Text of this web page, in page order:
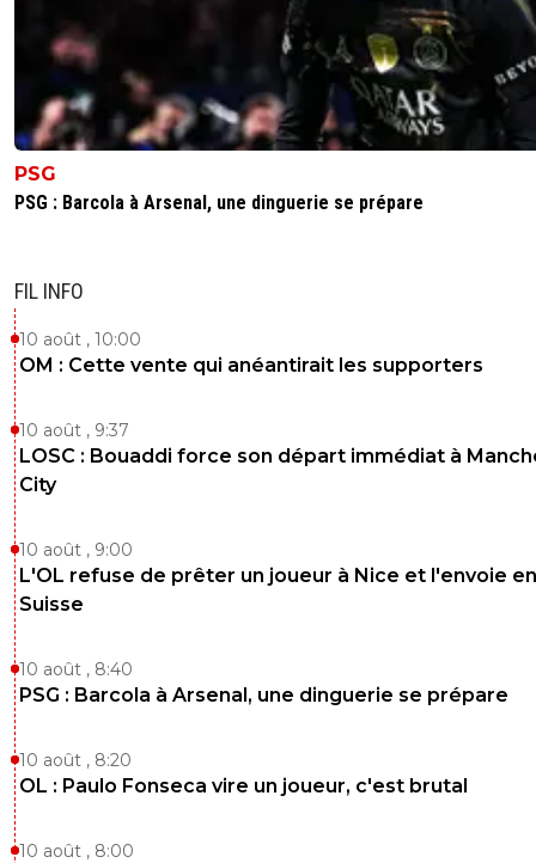
PSG
PSG : Barcola à Arsenal, une dinguerie se prépare
FIL INFO
10 août , 10:00
OM : Cette vente qui anéantirait les supporters
10 août , 9:37
LOSC : Bouaddi force son départ immédiat à
City
10 août , 9:00
L'OL refuse de prêter un joueur à Nice et l'envoie en
Suisse
10 août , 8:40
PSG : Barcola à Arsenal, une dinguerie se prépare
10 août , 8:20
OL : Paulo Fonseca vire un joueur, c'est brutal
10 août , 8:00